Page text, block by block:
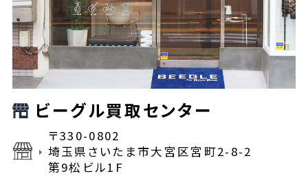
ビーグル買取センター
〒330-0802
埼玉県さいたま市大宮区宮町2-8-2
第9松ビル1F